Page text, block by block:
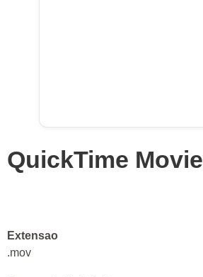
QuickTime Movie
Extensao
.mov